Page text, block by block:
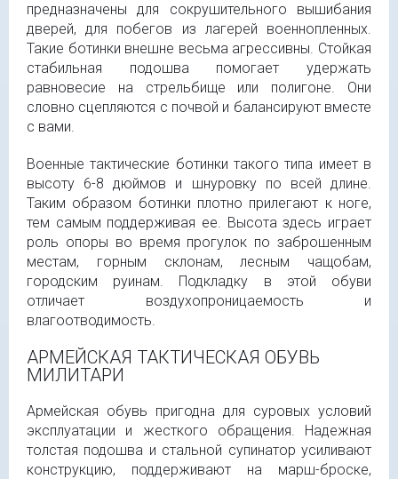
предназначены для сокрушительного вышибания
дверей, для побегов из лагерей военнопленных.
Такие ботинки внешне весьма агрессивны. Стойкая
стабильная подошва помогает удержать
равновесие на стрельбище или полигоне. Они
словно сцепляются с почвой и балансируют вместе
с вами.
Военные тактические ботинки такого типа имеет в
высоту 6-8 дюймов и шнуровку по всей длине.
Таким образом ботинки плотно прилегают к ноге,
тем самым поддерживая ее. Высота здесь играет
роль опоры во время прогулок по заброшенным
местам, горным склонам, лесным чащобам,
городским руинам. Подкладку в этой обуви
отличает воздухопроницаемость и
влагоотводимость.
АРМЕЙСКАЯ ТАКТИЧЕСКАЯ ОБУВЬ
МИЛИТАРИ
Армейская обувь пригодна для суровых условий
эксплуатации и жесткого обращения. Надежная
толстая подошва и стальной супинатор усиливают
конструкцию, поддерживают на марш-броске,